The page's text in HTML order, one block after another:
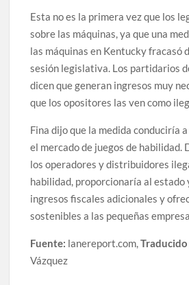
Esta no es la primera vez que los
sobre las máquinas, ya que una
las máquinas en Kentucky fracasó
sesión legislativa. Los partidarios
dicen que generan ingresos muy
que los opositores las ven como
Fina dijo que la medida conduciría
el mercado de juegos de habilidad.
los operadores y distribuidores
habilidad, proporcionaría al estado
ingresos fiscales adicionales y
sostenibles a las pequeñas
Fuente: lanereport.com,
Vázquez